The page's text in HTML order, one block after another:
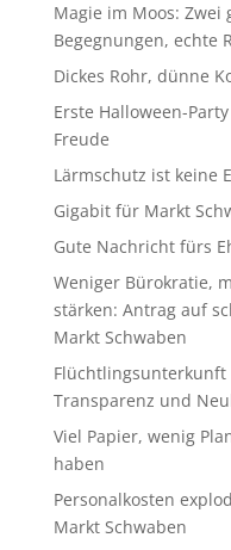
Magie im Moos: Zwei
Begegnungen, echte
Dickes Rohr, dünne
Erste Halloween-
Freude
Lärmschutz ist keine
Gigabit für Markt
Gute Nachricht fürs
Weniger Bürokratie,
stärken: Antrag auf
Markt Schwaben
Flüchtlingsunterkunft
Transparenz und
Viel Papier, wenig
haben
Personalkosten
Markt Schwaben